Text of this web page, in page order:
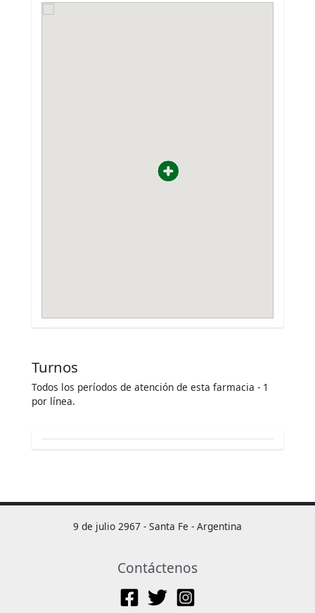
Turnos
Todos los períodos de atención de esta farmacia - 1
por línea.
9 de julio 2967 - Santa Fe - Argentina
Contáctenos